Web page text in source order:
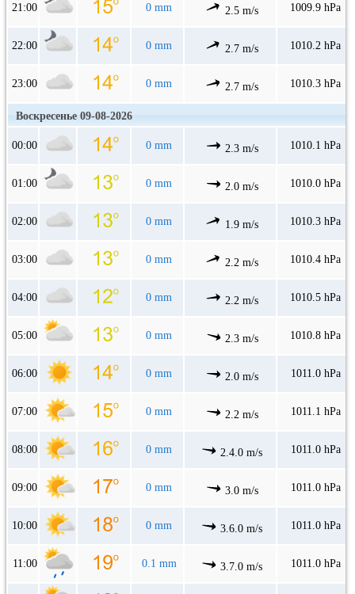
21:00 0 mm 2.5 m/s 1009.9 hPa
22:00 0 mm 2.7 m/s 1010.2 hPa
23:00 0 mm 2.7 m/s 1010.3 hPa
Воскресенье 09-08-2026
00:00 0 mm 2.3 m/s 1010.1 hPa
01:00 0 mm 2.0 m/s 1010.0 hPa
02:00 0 mm 1.9 m/s 1010.3 hPa
03:00 0 mm 2.2 m/s 1010.4 hPa
04:00 0 mm 2.2 m/s 1010.5 hPa
05:00 0 mm 2.3 m/s 1010.8 hPa
06:00 0 mm 2.0 m/s 1011.0 hPa
07:00 0 mm 2.2 m/s 1011.1 hPa
08:00 0 mm 2.4.0 m/s 1011.0 hPa
09:00 0 mm 3.0 m/s 1011.0 hPa
10:00 0 mm 3.6.0 m/s 1011.0 hPa
11:00 0.1 mm 3.7.0 m/s 1011.0 hPa